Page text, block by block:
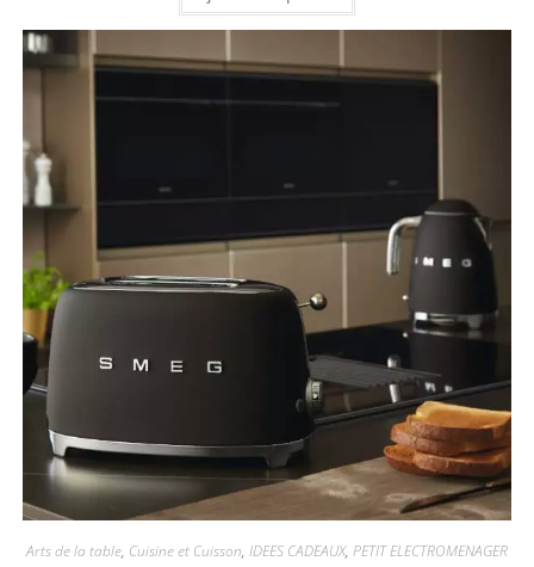
Arts de la table, Cuisine et Cuisson, IDEES CADEAUX, PETIT ELECTROMENAGER